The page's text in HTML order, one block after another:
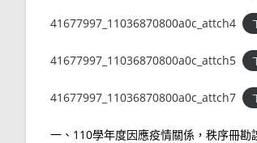
41677997_11036870800a0c_attch4
41677997_11036870800a0c_attch5
41677997_11036870800a0c_attch7
一、110學年度因應疫情關係，秩序冊